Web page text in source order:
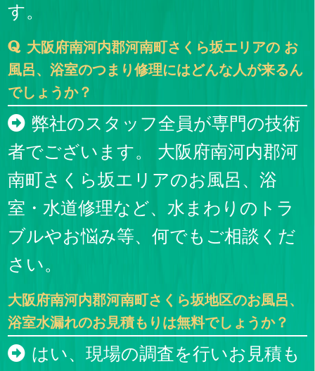
す。
大阪府南河内郡河南町さくら坂エリアの お
風呂、浴室のつまり修理にはどんな人が来るん
でしょうか？
弊社のスタッフ全員が専門の技術
者でございます。 大阪府南河内郡河
南町さくら坂エリアのお風呂、浴
室・水道修理など、水まわりのトラ
ブルやお悩み等、何でもご相談くだ
さい。
大阪府南河内郡河南町さくら坂地区のお風呂、
浴室水漏れのお見積もりは無料でしょうか？
はい、現場の調査を行いお見積も